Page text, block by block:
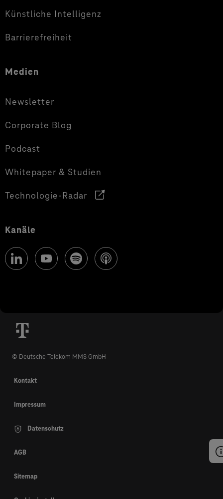
Künstliche Intelligenz
Barrierefreiheit
Medien
Newsletter
Corporate Blog
Podcast
Whitepaper & Studien
Technologie-Radar
Kanäle
© Deutsche Telekom MMS GmbH
Kontakt
Impressum
Datenschutz
AGB
Sitemap